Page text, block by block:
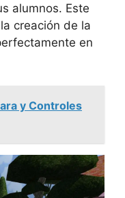
alumnos. Este
creación de la
en
y Controles